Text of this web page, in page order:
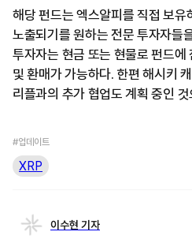
해당 펀드는 엑스알피를 직접 보유
노출되기를 원하는 전문 투자자들
투자자는 현금 또는 현물로 펀드에
및 환매가 가능하다. 한편 해시키
리플과의 추가 협업도 계획 중인
#업데이트
XRP
이수현 기자